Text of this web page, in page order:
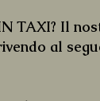
TAXI? Il
al